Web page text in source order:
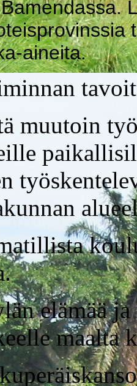
aineita.
muutoin
elämää
maalta